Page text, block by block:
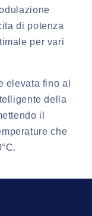
di potenza
per vari
elevata fino al
della
il
che